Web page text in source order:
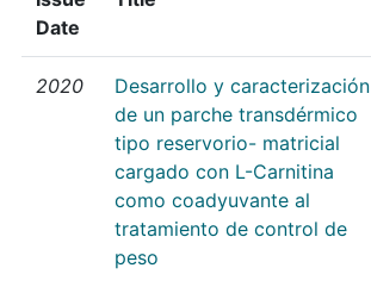
Date
2020
Desarrollo y caracterización
de un parche transdérmico
tipo reservorio- matricial
cargado con L-Carnitina
como coadyuvante al
tratamiento de control de
peso